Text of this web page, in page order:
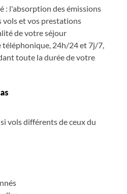
: l'absorption des émissions
vols et vos prestations
de votre séjour
téléphonique, 24h/24 et 7j/7,
toute la durée de votre
vols différents de ceux du